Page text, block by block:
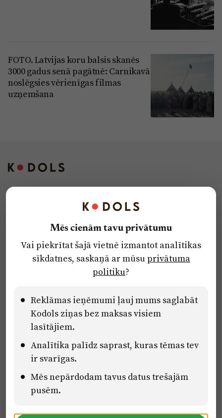
FOTO. Latvijas koru balsis skanēs
3000 gadus senā pagātnē: Carnikavā
noslēgsies vērienīgas filmas
uzņemšana
Privātuma politika
Ētikas kodekss
Pārredzamības paziņojumi
Eiropas Savienības Atveseļošanas un noturības mehānisma plāna
2.2. reformu un investīciju virziena “Uzņēmumu digitālā
transformācija un inovācijas” 2.2.1.5.i. investīcijas “Mediju nozares
uzņēmumu digitālās transformācijas veicināšana” pasākuma
“Mācības mediju nozares speciālistu digitālās kompetences un
zināšanu pilnveidošanai” projektā Latvijas Mediju nozares
kompetenču centrs (2.2.1.5.i.0/2/24/A/CFLA/001).
Mēs cienām tavu privātumu
Vai piekrītat šajā vietnē izmantot analītikas
sīkdatnes, saskaņā ar mūsuprivātuma
politiku?
Reklāmas ieņēmumi ļauj mums saglabāt
Kodols ziņas bez maksas visiem
lasītājiem.
Analītika palīdz saprast, kuras tēmas tev
ir svarīgas.
Mēs nepārdodam tavus datus trešajām
pusēm.